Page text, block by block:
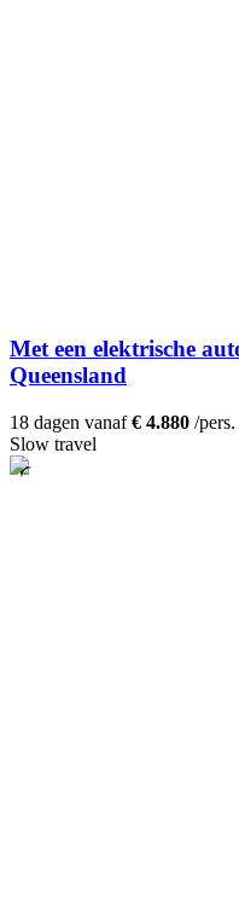
Met een elektrische
Queensland
18 dagen vanaf€ 4.880 /pers.
Slow travel